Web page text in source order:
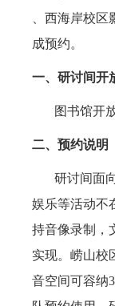
、西海岸校
成预约。
一、研讨间开
图书馆开放
二、预约说明
研讨间面向
娱乐等活动不
持音像录制，
实现。崂山校
音空间可容纳